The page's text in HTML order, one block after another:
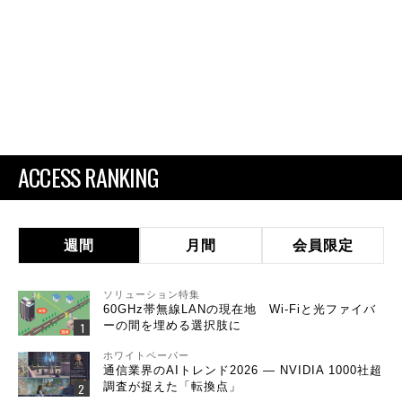
ACCESS RANKING
週間 月間 会員限定
ソリューション特集
60GHz帯無線LANの現在地 Wi-Fiと光ファイバ
ーの間を埋める選択肢に
ホワイトペーパー
通信業界のAIトレンド2026 ― NVIDIA 1000社超
調査が捉えた「転換点」